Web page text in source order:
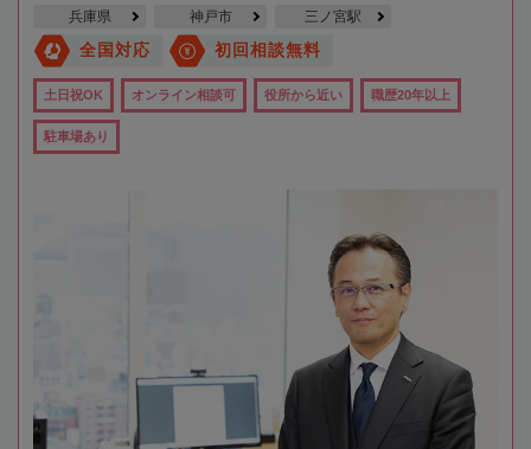
兵庫県 神戸市 三ノ宮駅
全国対応 初回相談無料
土日祝OK オンライン相談可 役所から近い 職歴20年以上
駐車場あり